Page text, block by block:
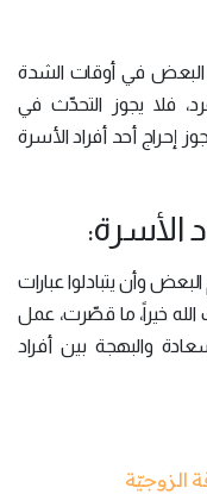
البعض في أوقات الشدة
فلا يجوز التحدّث في
إحراج أحد أفراد الأسرة
وأن يتبادلوا عبارات
الله خيراً، ما قصّرت، عمل
والبهجة بين أفراد